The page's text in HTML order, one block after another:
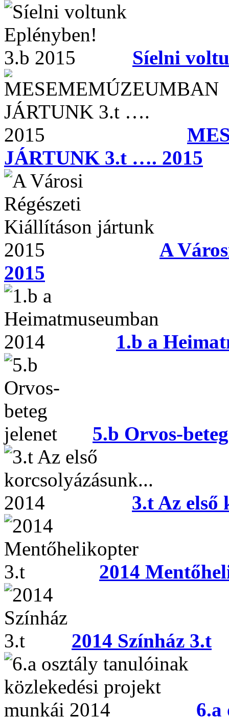
Síelni
JÁRTUNK 3.t …. 2015
A
2015
1.b a
5.b Orvos-
3.t Az első
2014
2014 Színház 3.t
6.a